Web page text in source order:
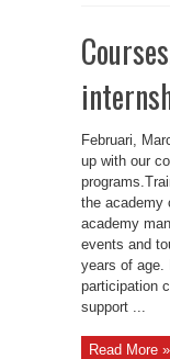
Februari,
up with our
the academy
academy
events and
years of age.
participation
support ...
Read More »